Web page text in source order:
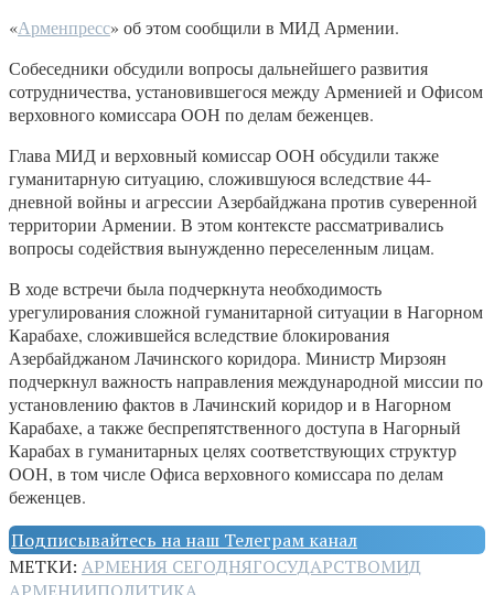
«Арменпресс» об этом сообщили в МИД Армении.
Собеседники обсудили вопросы дальнейшего развития
сотрудничества, установившегося между Арменией и Офисом
верховного комиссара ООН по делам беженцев.
Глава МИД и верховный комиссар ООН обсудили также
гуманитарную ситуацию, сложившуюся вследствие 44-
дневной войны и агрессии Азербайджана против суверенной
территории Армении. В этом контексте рассматривались
вопросы содействия вынужденно переселенным лицам.
В ходе встречи была подчеркнута необходимость
урегулирования сложной гуманитарной ситуации в Нагорном
Карабахе, сложившейся вследствие блокирования
Азербайджаном Лачинского коридора. Министр Мирзоян
подчеркнул важность направления международной миссии по
установлению фактов в Лачинский коридор и в Нагорном
Карабахе, а также беспрепятственного доступа в Нагорный
Карабах в гуманитарных целях соответствующих структур
ООН, в том числе Офиса верховного комиссара по делам
беженцев.
Подписывайтесь на наш Телеграм канал
МЕТКИ: АРМЕНИЯ СЕГОДНЯГОСУДАРСТВОМИД